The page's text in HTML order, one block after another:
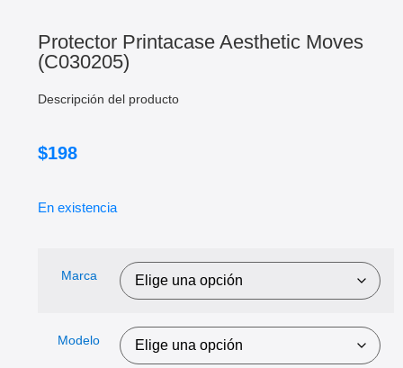
Protector Printacase Aesthetic Moves
(C030205)
Descripción del producto
$198
En existencia
Marca
Modelo